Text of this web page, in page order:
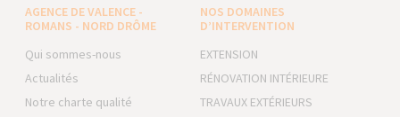
AGENCE DE VALENCE -
ROMANS - NORD DRÔME
Qui sommes-nous
Actualités
Notre charte qualité
NOS DOMAINES
D’INTERVENTION
EXTENSION
RÉNOVATION INTÉRIEURE
TRAVAUX EXTÉRIEURS